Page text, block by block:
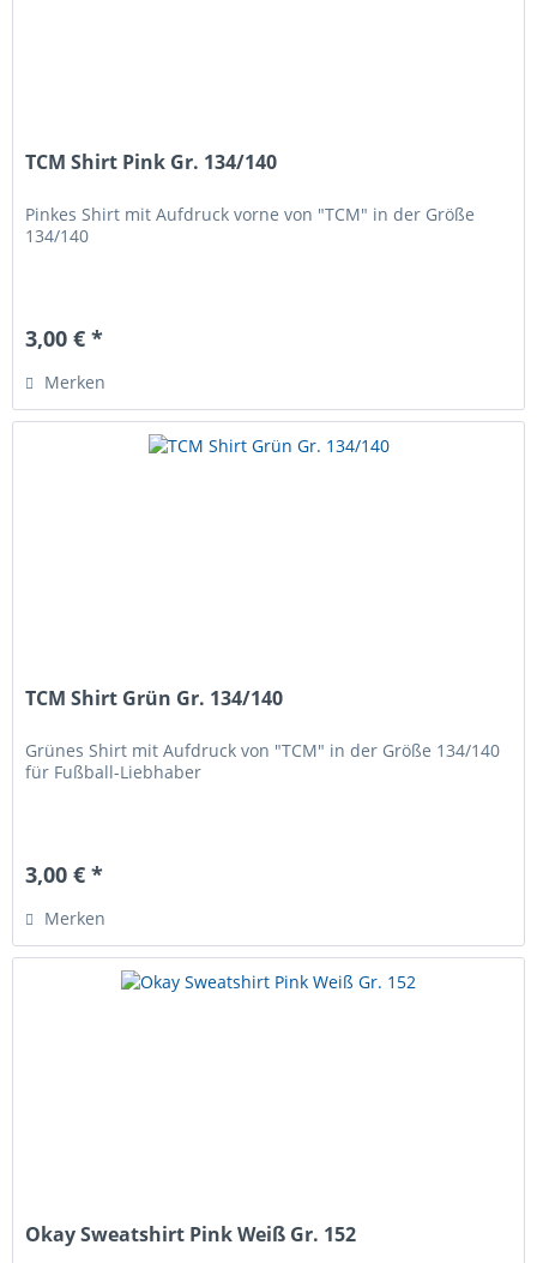
TCM Shirt Pink Gr. 134/140
Pinkes Shirt mit Aufdruck vorne von "TCM" in der Größe
134/140
3,00 € *
Merken
TCM Shirt Grün Gr. 134/140
Grünes Shirt mit Aufdruck von "TCM" in der Größe 134/140
für Fußball-Liebhaber
3,00 € *
Merken
Okay Sweatshirt Pink Weiß Gr. 152